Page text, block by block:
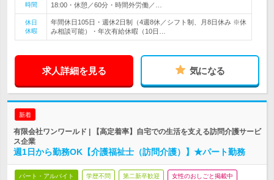
時間
18:00・休憩／60分・時間外労働／…
休日
休暇
年間休日105日・週休2日制（4週8休／シフト制、月8日休み ※休
み相談可能）・年次有給休暇（10日…
求人詳細を見る 気になる
新着
有限会社ワンワールド | 【高定着率】自宅での生活を支える訪問介護サービ
ス企業
週1日から勤務OK【介護福祉士（訪問介護）】★パート勤務
パート・アルバイト 学歴不問 第二新卒歓迎 女性のおしごと掲載中